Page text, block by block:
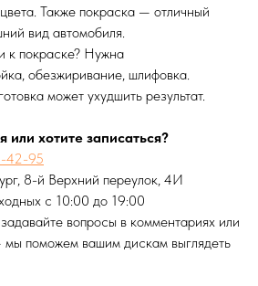
Также покраска — отличный
вид автомобиля.
к покраске? Нужна
обезжиривание, шлифовка.
может ухудшить результат.
или хотите записаться?
42-95
8-й Верхний переулок, 4И
с 10:00 до 19:00
вопросы в комментариях или
поможем вашим дискам выглядеть